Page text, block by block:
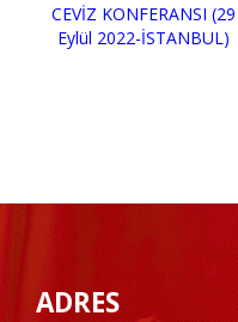
CEVİZ KONFERANSI (29
Eylül 2022-İSTANBUL)
ADRES